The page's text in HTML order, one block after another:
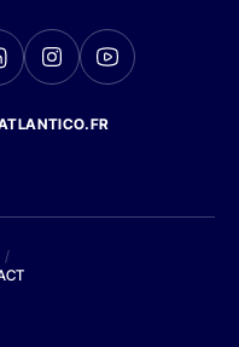
/